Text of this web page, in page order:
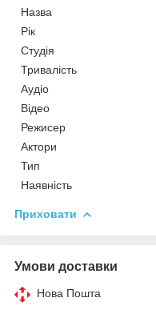
Назва
Рік
Студія
Тривалість
Аудіо
Відео
Режисер
Актори
Тип
Наявність
Приховати
Умови доставки
Нова Пошта